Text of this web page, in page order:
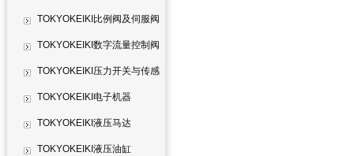
TOKYOKEIKI比例阀及伺服阀
TOKYOKEIKI数字流量控制阀
TOKYOKEIKI压力开关与传感
器 TOKYOKEIKI电子机器
TOKYOKEIKI液压马达
TOKYOKEIKI液压油缸